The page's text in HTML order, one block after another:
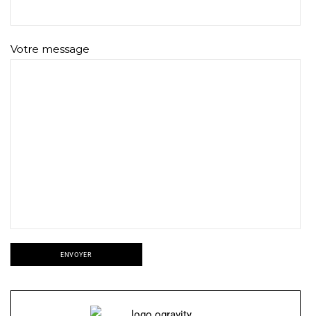
Votre message